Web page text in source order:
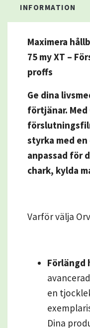
INFORMATION
Maximera
75 my XT –
proffs
Ge dina
förtjänar. Med
styrka med
anpassad för
chark, kylda
Varför välja
Förlängd
en
Dina